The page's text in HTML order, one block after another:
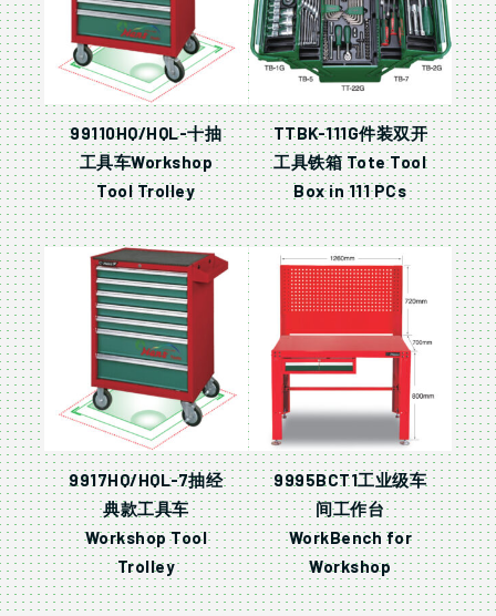
99110HQ/HQL-十抽
工具车Workshop
Tool Trolley
TTBK-111G件装双开
工具铁箱 Tote Tool
Box in 111 PCs
9917HQ/HQL-7抽经
典款工具车
Workshop Tool
Trolley
9995BCT1工业级车
间工作台
WorkBench for
Workshop